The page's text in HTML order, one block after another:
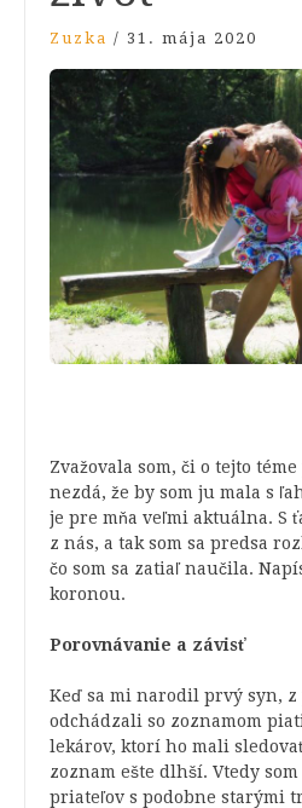
Zuzka / 31. mája 2020
Zvažovala som, či o tejto
nezdá, že by som ju mala s
je pre mňa veľmi aktuálna. S
z nás, a tak som sa predsa
čo som sa zatiaľ naučila.
koronou.
Porovnávanie a závisť
Keď sa mi narodil prvý syn, z
odchádzali so zoznamom
lekárov, ktorí ho mali
zoznam ešte dlhší. Vtedy
priateľov s podobne starými